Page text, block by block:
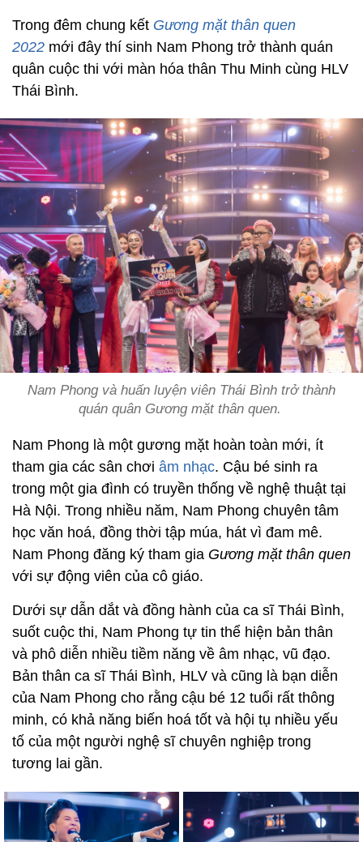
Trong đêm chung kết Gương mặt thân quen
2022 mới đây thí sinh Nam Phong trở thành quán
quân cuộc thi với màn hóa thân Thu Minh cùng HLV
Thái Bình.
Nam Phong và huấn luyện viên Thái Bình trở thành
quán quân Gương mặt thân quen.
Nam Phong là một gương mặt hoàn toàn mới, ít
tham gia các sân chơi âm nhạc. Cậu bé sinh ra
trong một gia đình có truyền thống về nghệ thuật tại
Hà Nội. Trong nhiều năm, Nam Phong chuyên tâm
học văn hoá, đồng thời tập múa, hát vì đam mê.
Nam Phong đăng ký tham gia Gương mặt thân quen
với sự động viên của cô giáo.
Dưới sự dẫn dắt và đồng hành của ca sĩ Thái Bình,
suốt cuộc thi, Nam Phong tự tin thể hiện bản thân
và phô diễn nhiều tiềm năng về âm nhạc, vũ đạo.
Bản thân ca sĩ Thái Bình, HLV và cũng là bạn diễn
của Nam Phong cho rằng cậu bé 12 tuổi rất thông
minh, có khả năng biến hoá tốt và hội tụ nhiều yếu
tố của một người nghệ sĩ chuyên nghiệp trong
tương lai gần.